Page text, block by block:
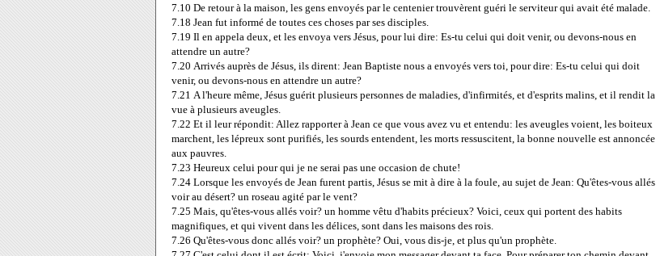
7.10 De retour à la maison, les gens envoyés par le centenier trouvèrent guéri le serviteur qui avait été malade.
7.18 Jean fut informé de toutes ces choses par ses disciples.
7.19 Il en appela deux, et les envoya vers Jésus, pour lui dire: Es-tu celui qui doit venir, ou devons-nous en
attendre un autre?
7.20 Arrivés auprès de Jésus, ils dirent: Jean Baptiste nous a envoyés vers toi, pour dire: Es-tu celui qui doit
venir, ou devons-nous en attendre un autre?
7.21 A l'heure même, Jésus guérit plusieurs personnes de maladies, d'infirmités, et d'esprits malins, et il rendit la
vue à plusieurs aveugles.
7.22 Et il leur répondit: Allez rapporter à Jean ce que vous avez vu et entendu: les aveugles voient, les boiteux
marchent, les lépreux sont purifiés, les sourds entendent, les morts ressuscitent, la bonne nouvelle est annoncée
aux pauvres.
7.23 Heureux celui pour qui je ne serai pas une occasion de chute!
7.24 Lorsque les envoyés de Jean furent partis, Jésus se mit à dire à la foule, au sujet de Jean: Qu'êtes-vous allés
voir au désert? un roseau agité par le vent?
7.25 Mais, qu'êtes-vous allés voir? un homme vêtu d'habits précieux? Voici, ceux qui portent des habits
magnifiques, et qui vivent dans les délices, sont dans les maisons des rois.
7.26 Qu'êtes-vous donc allés voir? un prophète? Oui, vous dis-je, et plus qu'un prophète.